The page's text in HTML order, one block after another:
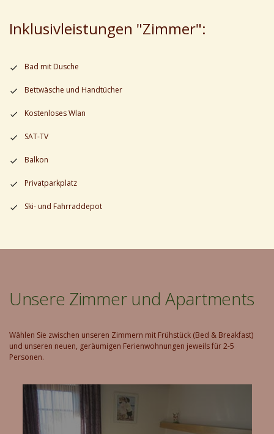
Inklusivleistungen "Zimmer":
Bad mit Dusche
Bettwäsche und Handtücher
Kostenloses Wlan
SAT-TV
Balkon
Privatparkplatz
Ski- und Fahrraddepot
Unsere Zimmer und Apartments
Wählen Sie zwischen unseren Zimmern mit Frühstück (Bed & Breakfast)
und unseren neuen, geräumigen Ferienwohnungen jeweils für 2-5
Personen.